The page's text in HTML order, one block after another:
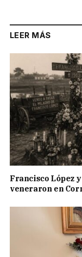
LEER MÁS
Francisco López
veneraron en